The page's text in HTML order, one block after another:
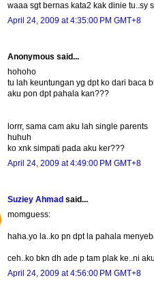
waaa sgt bernas kata2 kak dinie tu..sy
April 24, 2009 at 4:35:00 PM GMT+8
Anonymous said...
hohoho
tu lah keuntungan yg dpt ko dari baca
aku pon dpt pahala kan???
lorrr, sama cam aku lah single parents
huhuh
ko xnk simpati pada aku ker???
April 24, 2009 at 4:49:00 PM GMT+8
Suziey Ahmad said...
momguess:
haha.yo la..ko pn dpt la pahala
ceh..ko bkn dh ade p tam plak ke..ni
April 24, 2009 at 4:56:00 PM GMT+8